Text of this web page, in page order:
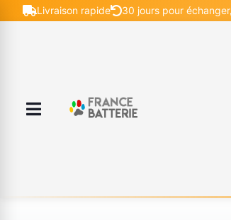
Livraison rapide 30 jours pour échanger